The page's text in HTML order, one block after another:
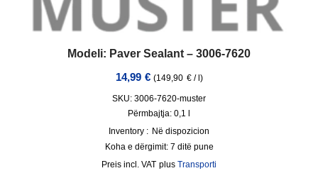
Modeli: Paver Sealant – 3006-7620
14,99 € (149,90 €/ )
SKU: 3006-7620-muster
Përmbajtja: 0,1 l
Inventory : Në dispozicion
Koha e dërgimit: 7 ditë pune
incl. VAT plus Transporti